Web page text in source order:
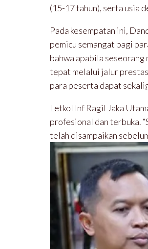
(15-17 tahun), serta usia
Pada kesempatan ini,
pemicu semangat bagi
bahwa apabila
tepat melalui jalur
para peserta dapat
Letkol Inf Ragil Jaka
profesional dan terbuka.
telah disampaikan